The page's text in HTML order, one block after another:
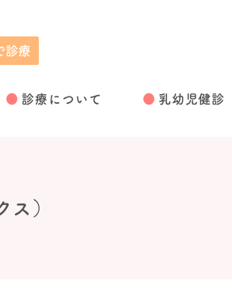
診療
診療について 乳幼児健診
ス）